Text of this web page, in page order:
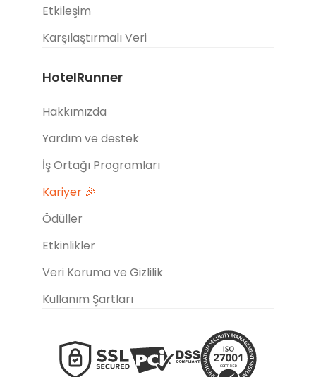
Etkileşim
Karşılaştırmalı Veri
HotelRunner
Hakkımızda
Yardım ve destek
İş Ortağı Programları
Kariyer 🎉
Ödüller
Etkinlikler
Veri Koruma ve Gizlilik
Kullanım Şartları